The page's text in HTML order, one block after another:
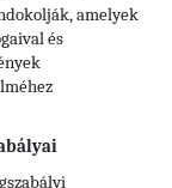
amelyek
és